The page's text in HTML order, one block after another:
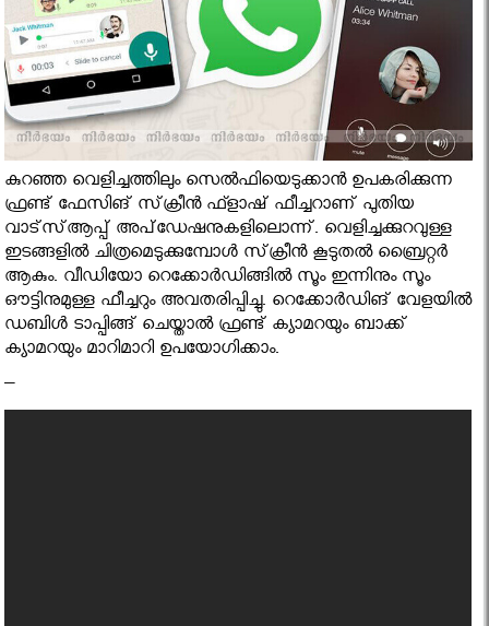
കുറഞ്ഞ വെളിച്ചത്തിലും സെല്‍ഫിയെടുക്കാന്‍ ഉപകരിക്കുന്ന
ഫ്രണ്ട് ഫേസിങ് സ്‌ക്രീന്‍ ഫ്ളാഷ് ഫീച്ചറാണ് പുതിയ
വാട്‌സ്ആപ്പ് അപ്‌ഡേഷനുകളിലൊന്ന്. വെളിച്ചക്കുറവുള്ള
ഇടങ്ങളില്‍ ചിത്രമെടുക്കുമ്പോള്‍ സ്‌ക്രീന്‍ കൂടുതല്‍ ബ്രൈറ്റര്‍
ആകും. വീഡിയോ റെക്കോര്‍ഡിങ്ങില്‍ സൂം ഇന്നിനും സൂം
ഔട്ടിനുമുള്ള ഫീച്ചറും അവതരിപ്പിച്ചു. റെക്കോര്‍ഡിങ് വേളയില്‍
ഡബിള്‍ ടാപ്പിങ്ങ് ചെയ്താല്‍ ഫ്രണ്ട് ക്യാമറയും ബാക്ക്
ക്യാമറയും മാറിമാറി ഉപയോഗിക്കാം.
–